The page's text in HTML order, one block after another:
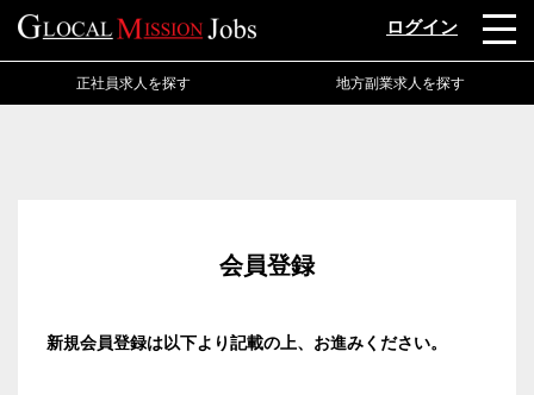
ログイン
正社員求人を探す 地方副業求人を探す
会員登録
新規会員登録は以下より記載の上、お進みください。